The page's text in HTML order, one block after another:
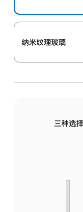
纳米纹理玻璃
三种选